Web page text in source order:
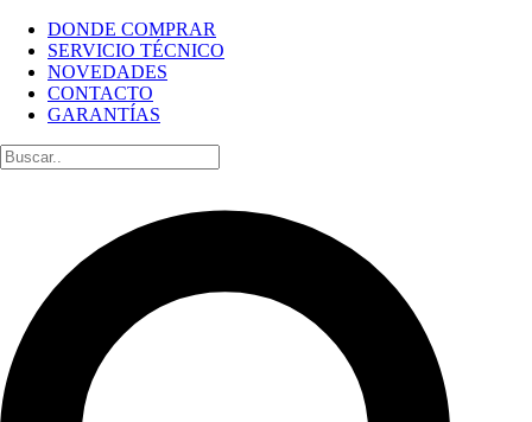
DONDE COMPRAR
SERVICIO TÉCNICO
NOVEDADES
CONTACTO
GARANTÍAS